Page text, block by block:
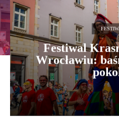
Festiwal
Wrocławiu: